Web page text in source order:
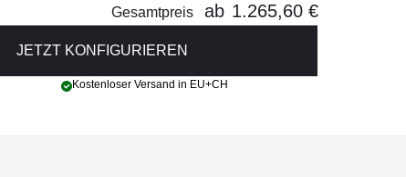
Gesamtpreis
ab 1.265,60 €
JETZT KONFIGURIEREN
Kostenloser Versand in EU+CH